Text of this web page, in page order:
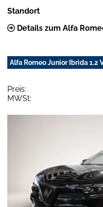
Standort
Details zum Alfa
Alfa Romeo Junior Ibrida 1.2
Preis:
MWSt: